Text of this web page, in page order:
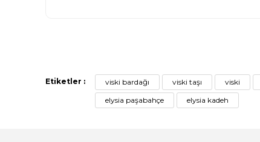
Etiketler : viski bardağı viski taşı viski
elysia paşabahçe
elysia kadeh